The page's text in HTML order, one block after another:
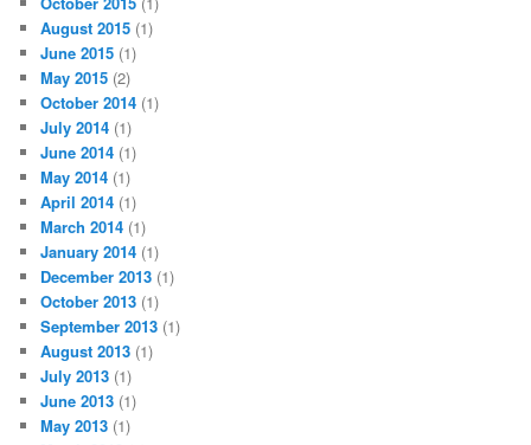
August 2015 (1)
June 2015 (1)
May 2015 (2)
October 2014 (1)
July 2014 (1)
June 2014 (1)
May 2014 (1)
April 2014 (1)
March 2014 (1)
January 2014 (1)
December 2013 (1)
October 2013 (1)
September 2013 (1)
August 2013 (1)
July 2013 (1)
June 2013 (1)
May 2013 (1)